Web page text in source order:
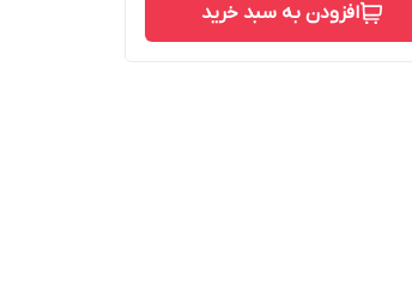
افزودن به سبد خرید